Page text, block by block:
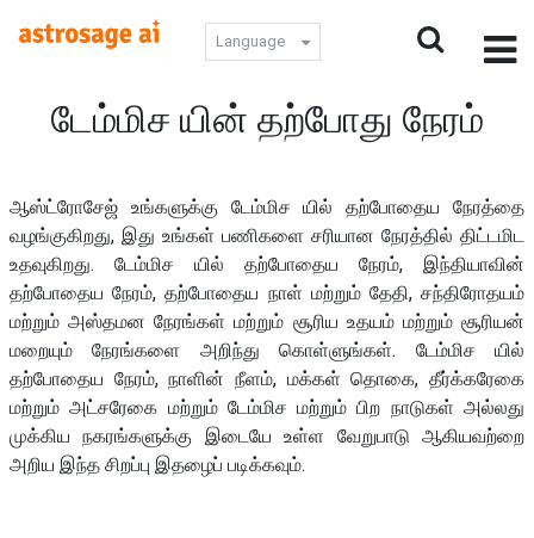
Language
டேம்மிச யின் தற்போது நேரம்
ஆஸ்ட்ரோசேஜ் உங்களுக்கு டேம்மிச யில் தற்போதைய நேரத்தை
வழங்குகிறது, இது உங்கள் பணிகளை சரியான நேரத்தில் திட்டமிட
உதவுகிறது. டேம்மிச யில் தற்போதைய நேரம், இந்தியாவின்
தற்போதைய நேரம், தற்போதைய நாள் மற்றும் தேதி, சந்திரோதயம்
மற்றும் அஸ்தமன நேரங்கள் மற்றும் சூரிய உதயம் மற்றும் சூரியன்
மறையும் நேரங்களை அறிந்து கொள்ளுங்கள். டேம்மிச யில்
தற்போதைய நேரம், நாளின் நீளம், மக்கள் தொகை, தீர்க்கரேகை
மற்றும் அட்சரேகை மற்றும் டேம்மிச மற்றும் பிற நாடுகள் அல்லது
முக்கிய நகரங்களுக்கு இடையே உள்ள வேறுபாடு ஆகியவற்றை
அறிய இந்த சிறப்பு இதழைப் படிக்கவும்.